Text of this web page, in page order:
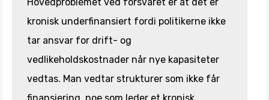
kronisk underfinansiert fordi politikerne ikke
tar ansvar for drift- og
vedlikeholdskostnader når nye kapasiteter
vedtas. Man vedtar strukturer som ikke får
finansiering, noe som leder et kronisk